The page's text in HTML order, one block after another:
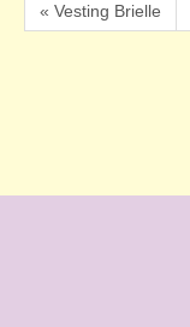
« Vesting Brielle